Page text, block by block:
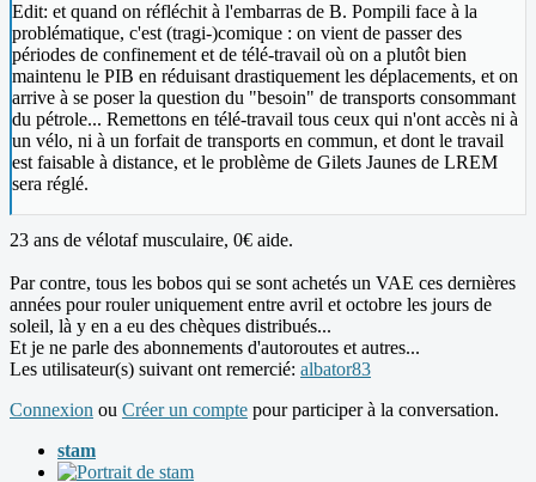
Edit: et quand on réfléchit à l'embarras de B. Pompili face à la
problématique, c'est (tragi-)comique : on vient de passer des
périodes de confinement et de télé-travail où on a plutôt bien
maintenu le PIB en réduisant drastiquement les déplacements, et on
arrive à se poser la question du "besoin" de transports consommant
du pétrole... Remettons en télé-travail tous ceux qui n'ont accès ni à
un vélo, ni à un forfait de transports en commun, et dont le travail
est faisable à distance, et le problème de Gilets Jaunes de LREM
sera réglé.
23 ans de vélotaf musculaire, 0€ aide.
Par contre, tous les bobos qui se sont achetés un VAE ces dernières
années pour rouler uniquement entre avril et octobre les jours de
soleil, là y en a eu des chèques distribués...
Et je ne parle des abonnements d'autoroutes et autres...
Les utilisateur(s) suivant ont remercié: albator83
Connexion ou Créer un compte pour participer à la conversation.
stam